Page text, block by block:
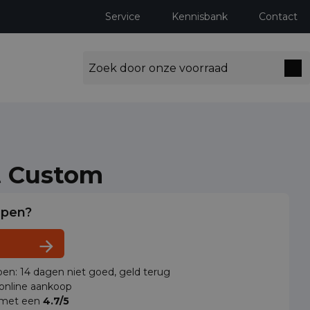
Service Kennisbank Contact
14 dagen niet goed, geld terug
aankoop
een 4.7/5